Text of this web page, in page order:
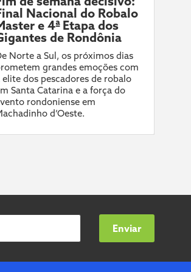
Nacional do Robalo
e 4ª Etapa dos
de Rondônia
Norte a Sul, os próximos dias
grandes emoções com
elite dos pescadores de robalo
Santa Catarina e a força do
rondoniense em
d’Oeste.
Enviar